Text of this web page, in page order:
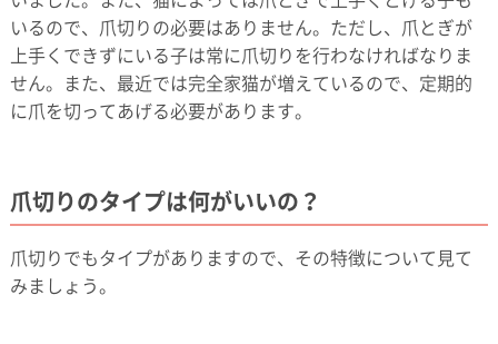
いるので、爪切りの必要はありません。ただし、爪とぎが
上手くできずにいる子は常に爪切りを行わなければなりま
せん。また、最近では完全家猫が増えているので、定期的
に爪を切ってあげる必要があります。
爪切りのタイプは何がいいの？
爪切りでもタイプがありますので、その特徴について見て
みましょう。